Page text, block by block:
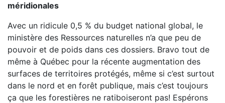
méridionales
Avec un ridicule 0,5 % du budget national global, le
ministère des Ressources naturelles n’a que peu de
pouvoir et de poids dans ces dossiers. Bravo tout de
même à Québec pour la récente augmentation des
surfaces de territoires protégés, même si c’est surtout
dans le nord et en forêt publique, mais c’est toujours
ça que les forestières ne ratiboiseront pas! Espérons